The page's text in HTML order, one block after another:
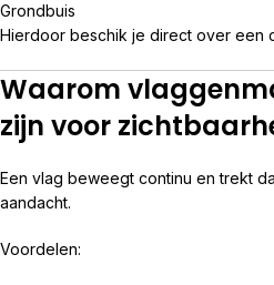
Grondbuis
Hierdoor beschik je direct over een
Waarom
zijn voor
Een vlag beweegt continu en trekt
aandacht.
Voordelen: